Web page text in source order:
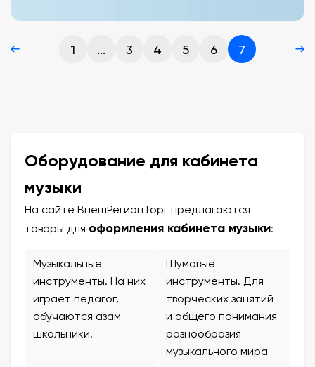
1 ... 3 4 5 6 7
Оборудование для кабинета
музыки
На сайте ВнешРегионТорг предлагаются
товары для оформления кабинета музыки:
Музыкальные
инструменты. На них
играет педагог,
обучаются азам
школьники.
Шумовые
инструменты. Для
творческих занятий
и общего понимания
разнообразия
музыкального мира